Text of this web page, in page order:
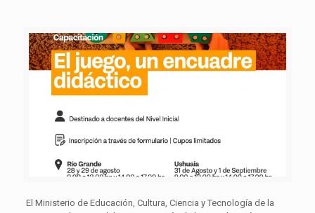
El Ministerio de Educación, Cultura, Ciencia y Tecnología de la